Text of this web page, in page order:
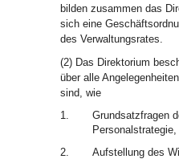
bilden zusammen das
sich eine
des Verwaltungsrates.
(2) Das Direktorium
über alle
sind, wie
1.
Grundsatzfragen
Personalstrategie,
2.
Aufstellung des